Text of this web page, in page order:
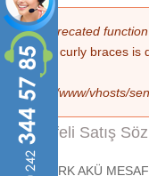
Hata mesajı
Deprecated function
with curly braces is
of
/var/www/vhosts/
Mesafeli Satış
SOYTURK AKÜ